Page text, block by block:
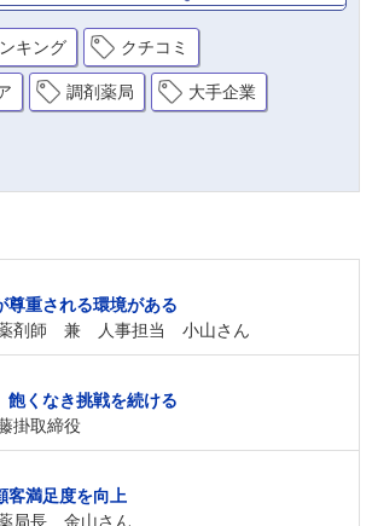
キング クチコミ
調剤薬局 大手企業
尊重される環境がある
薬剤師 兼 人事担当 小山さん
飽くなき挑戦を続ける
掛取締役
客満足度を向上
局長 金山さん